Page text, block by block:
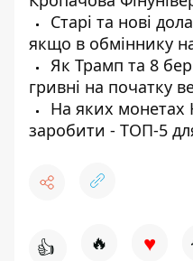
Старі та нові
якщо в обміннику
Як Трамп та 8
гривні на початку
На яких
заробити - ТОП-5
👍 🔥 ♥